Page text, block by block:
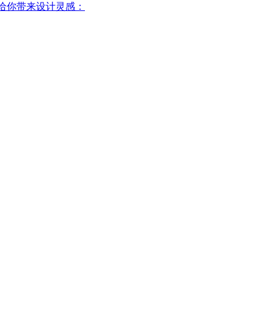
带来设计灵感：